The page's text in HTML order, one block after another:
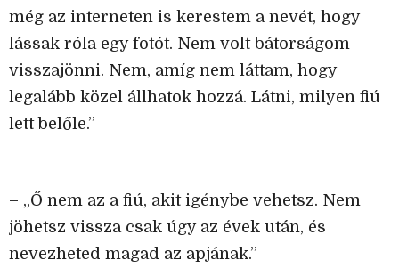
még az interneten is kerestem a nevét, hogy
lássak róla egy fotót. Nem volt bátorságom
visszajönni. Nem, amíg nem láttam, hogy
legalább közel állhatok hozzá. Látni, milyen fiú
lett belőle.”
– „Ő nem az a fiú, akit igénybe vehetsz. Nem
jöhetsz vissza csak úgy az évek után, és
nevezheted magad az apjának.”